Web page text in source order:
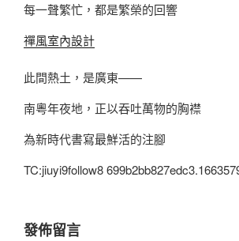
每一聲繁忙，都是繁榮的回響
禪風室內設計
此間熱土，是廣東——
南粵年夜地，正以吞吐萬物的胸襟
為新時代書寫最鮮活的注腳
TC:jiuyi9follow8
發佈留言